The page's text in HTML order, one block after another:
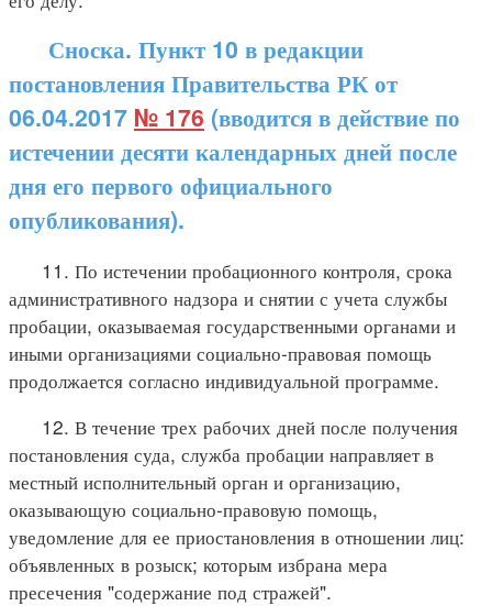
Сноска. Пункт 10 в редакции
постановления Правительства РК от
06.04.2017 № 176 (вводится в действие по
истечении десяти календарных дней после
дня его первого официального
опубликования).
11. По истечении пробационного контроля, срока
административного надзора и снятии с учета службы
пробации, оказываемая государственными органами и
иными организациями социально-правовая помощь
продолжается согласно индивидуальной программе.
12. В течение трех рабочих дней после получения
постановления суда, служба пробации направляет в
местный исполнительный орган и организацию,
оказывающую социально-правовую помощь,
уведомление для ее приостановления в отношении лиц:
объявленных в розыск; которым избрана мера
пресечения "содержание под стражей".